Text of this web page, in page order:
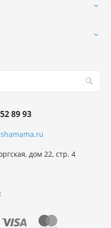
89 93
дом 22, стр. 4